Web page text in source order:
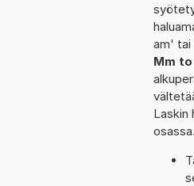
am' tai
Mm
Laskin
osassa.